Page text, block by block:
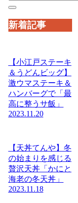
新着記事
【小江戸ステーキ
＆うどんビッグ】
激ウマステーキ＆
ハンバーグで「最
高に整うサ飯」
2023.11.20
【天丼てんや】冬
の始まりを感じる
贅沢天丼「かにと
海老の冬天丼」
2023.11.18